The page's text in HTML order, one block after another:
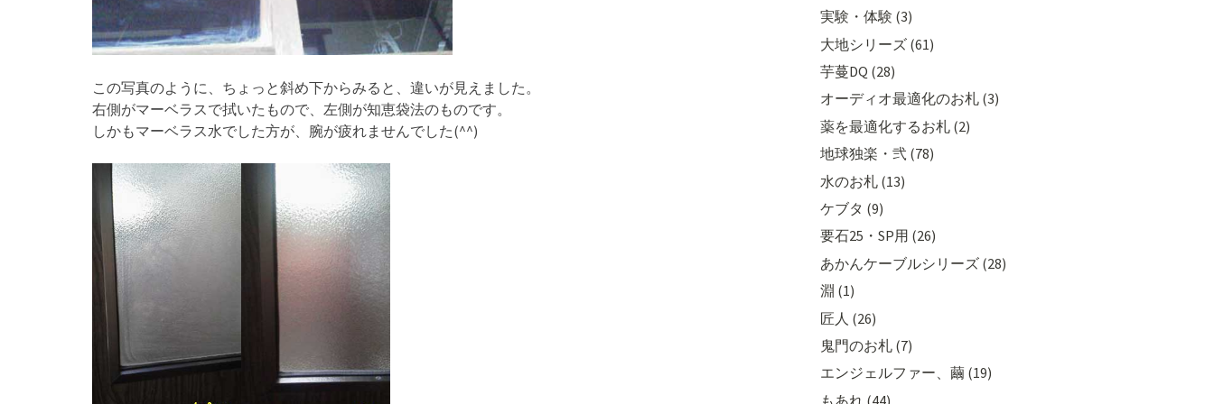
この写真のように、ちょっと斜め下からみると、違いが見えました。
右側がマーベラスで拭いたもので、左側が知恵袋法のものです。
しかもマーベラス水でした方が、腕が疲れませんでした(^^)
実験・体験 (3)
大地シリーズ (61)
芋蔓DQ (28)
オーディオ最適化のお札 (3)
薬を最適化するお札 (2)
地球独楽・弐 (78)
水のお札 (13)
ケブタ (9)
要石25・SP用 (26)
あかんケーブルシリーズ (28)
淵 (1)
匠人 (26)
鬼門のお札 (7)
エンジェルファー、繭 (19)
もあれ (44)